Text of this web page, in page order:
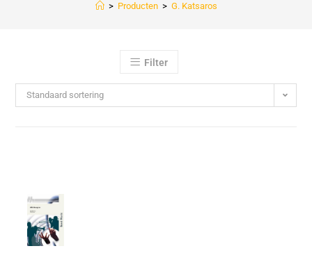
> Producten > G. Katsaros
Filter
Standaard sortering